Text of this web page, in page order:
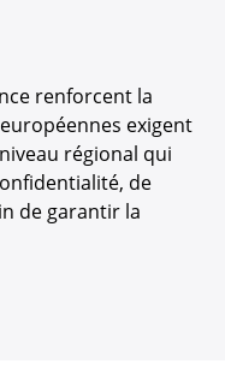
renforcent la
exigent
régional qui
de
de garantir la